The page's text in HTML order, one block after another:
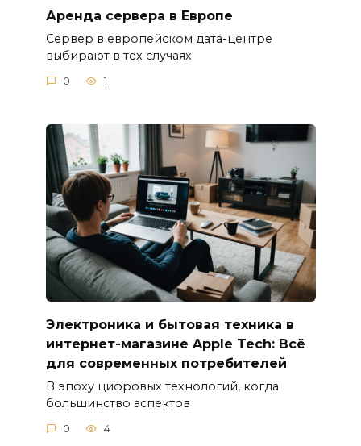
Аренда сервера в Европе
Сервер в европейском дата-центре
выбирают в тех случаях
0 1
Электроника и бытовая техника в
интернет-магазине Apple Tech: Всё
для современных потребителей
В эпоху цифровых технологий, когда
большинство аспектов
0 4